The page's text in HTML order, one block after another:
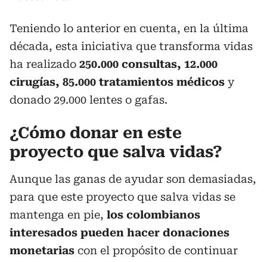
Teniendo lo anterior en cuenta, en la última
década, esta iniciativa que transforma vidas
ha realizado 250.000 consultas, 12.000
cirugías, 85.000 tratamientos médicos y
donado 29.000 lentes o gafas.
¿Cómo donar en este
proyecto que salva vidas?
Aunque las ganas de ayudar son demasiadas,
para que este proyecto que salva vidas se
mantenga en pie, los colombianos
interesados pueden hacer donaciones
monetarias con el propósito de continuar